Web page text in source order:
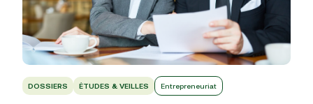
DOSSIERS ÉTUDES & VEILLES Entrepreneuriat